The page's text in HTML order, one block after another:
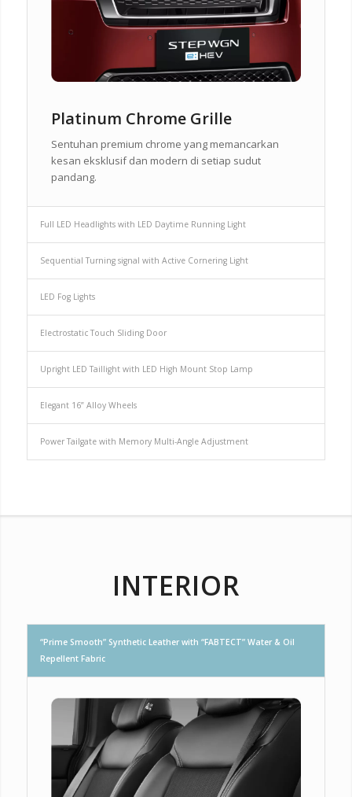
Platinum Chrome Grille
Sentuhan premium chrome yang memancarkan
kesan eksklusif dan modern di setiap sudut
pandang.
Full LED Headlights with LED Daytime Running Light
Sequential Turning signal with Active Cornering Light
LED Fog Lights
Electrostatic Touch Sliding Door
Upright LED Taillight with LED High Mount Stop Lamp
Elegant 16” Alloy Wheels
Power Tailgate with Memory Multi-Angle Adjustment
INTERIOR
“Prime Smooth” Synthetic Leather with “FABTECT” Water & Oil
Repellent Fabric